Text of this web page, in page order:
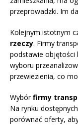
przeprowadzki. Im
Kolejnym istotnym
rzeczy. Firmy
podstawie objętości
wyboru
przewiezienia, co
Wybórfirmy
Na rynku
porównać oferty,